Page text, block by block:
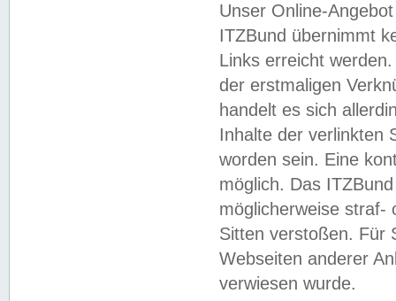
Unser Online-
ITZBund übernimmt
Links erreicht
der erstmaligen
handelt es sich
Inhalte der verlinkten
worden sein. Eine
möglich. Das
möglicherweise straf-
Sitten verstoßen. Für
Webseiten anderer
verwiesen wurde.